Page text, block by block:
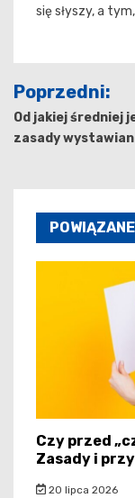
się słyszy, a
wpisu
Poprzedni:
Od jakiej średniej
zasady
Czy przed
Zasady i
20 lipca 2026